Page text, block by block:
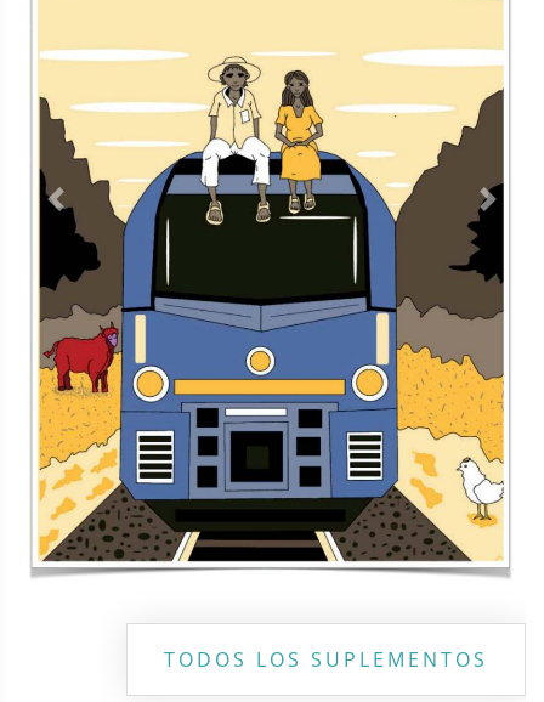
Previous Next
TODOS LOS SUPLEMENTOS